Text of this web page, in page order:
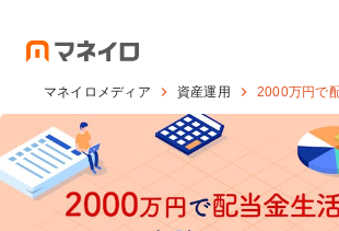
マネイロメディア 資産運用 2000万円で